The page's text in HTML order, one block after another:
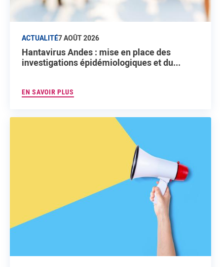
ACTUALITÉ7 AOÛT 2026
Hantavirus Andes : mise en place des
investigations épidémiologiques et du...
EN SAVOIR PLUS